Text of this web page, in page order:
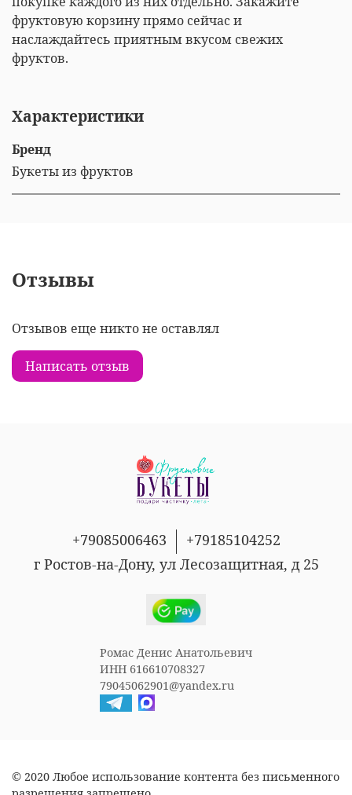
фруктовую корзину прямо сейчас и
наслаждайтесь приятным вкусом свежих
фруктов.
Характеристики
Бренд
Букеты из фруктов
Отзывы
Отзывов еще никто не оставлял
Написать отзыв
+79085006463
+79185104252
г Ростов-на-Дону, ул Лесозащитная, д 25
Ромас Денис Анатольевич
ИНН 616610708327
79045062901@yandex.ru
© 2020 Любое использование контента без письменного